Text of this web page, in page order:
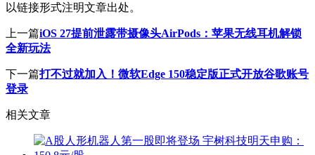
以链接形式注明文章出处。
上一篇iOS 27提前泄露带摄像头AirPods：苹果无线耳机解锁
全新玩法
下一篇打不过就加入！微软Edge 150稳定版正式开放谷歌账号
登录
相关文章